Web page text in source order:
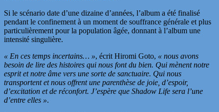
Si le scénario date d’une dizaine d’années, l’album a été finalisé
pendant le confinement à un moment de souffrance générale et plus
particulièrement pour la population âgée, donnant à l’album une
intensité singulière.
« En ces temps incertains… », écrit Hiromi Goto, « nous avons
besoin de lire des histoires qui nous font du bien. Qui mènent notre
esprit et notre âme vers une sorte de sanctuaire. Qui nous
transportent et nous offrent une parenthèse de joie, d’espoir,
d’excitation et de réconfort. J’espère que Shadow Life sera l’une
d’entre elles ».